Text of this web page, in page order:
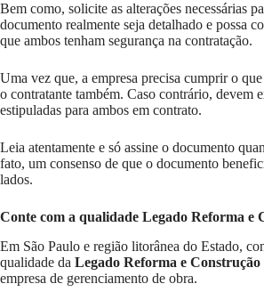
Bem como, solicite as alterações necessárias
documento realmente seja detalhado e possa
que ambos tenham segurança na contratação.
Uma vez que, a empresa precisa cumprir o
o contratante também. Caso contrário, devem
estipuladas para ambos em contrato.
Leia atentamente e só assine o documento
fato, um consenso de que o documento
lados.
Conte com a qualidade Legado Reforma e
Em São Paulo e região litorânea do Estado,
qualidade da Legado Reforma e Construção
empresa de gerenciamento de obra.